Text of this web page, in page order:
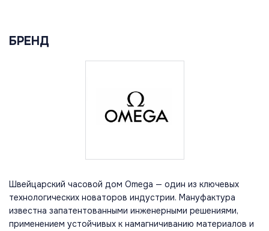
БРЕНД
Швейцарский часовой дом Omega — один из ключевых
технологических новаторов индустрии. Мануфактура
известна запатентованными инженерными решениями,
применением устойчивых к намагничиванию материалов и